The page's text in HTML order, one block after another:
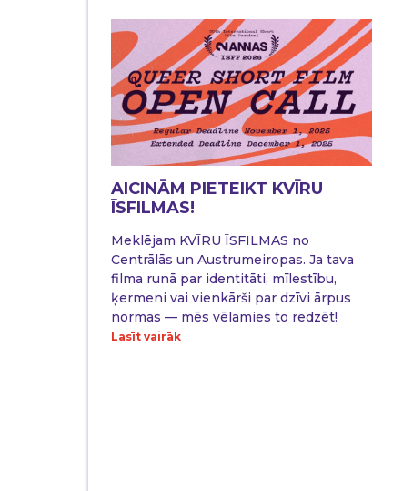
AICINĀM PIETEIKT KVĪRU
ĪSFILMAS!
Meklējam KVĪRU ĪSFILMAS no
Centrālās un Austrumeiropas. Ja tava
filma runā par identitāti, mīlestību,
ķermeni vai vienkārši par dzīvi ārpus
normas — mēs vēlamies to redzēt!
Lasīt vairāk